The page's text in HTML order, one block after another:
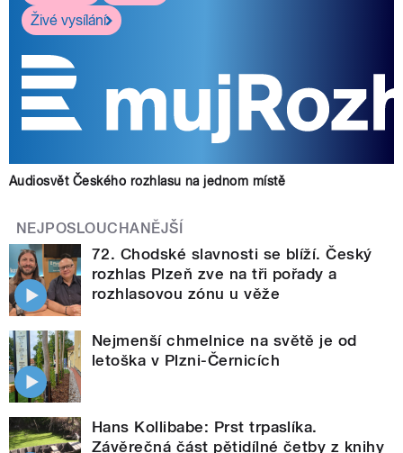
Živé vysílání
Audiosvět Českého rozhlasu na jednom místě
NEJPOSLOUCHANĚJŠÍ
72. Chodské slavnosti se blíží. Český
rozhlas Plzeň zve na tři pořady a
rozhlasovou zónu u věže
Nejmenší chmelnice na světě je od
letoška v Plzni-Černicích
Hans Kollibabe: Prst trpaslíka.
Závěrečná část pětidílné četby z knihy